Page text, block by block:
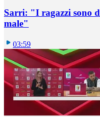
Sarri: "I ragazzi sono
male"
03:59